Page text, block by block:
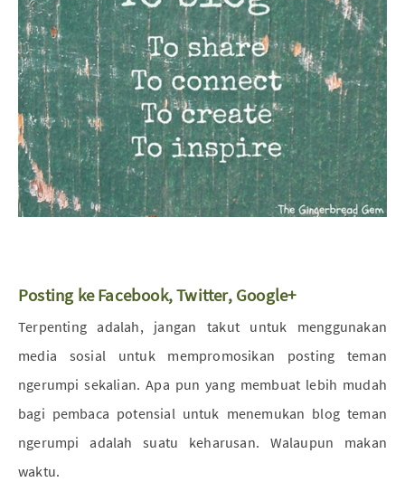
Posting ke Facebook, Twitter, Google+
Terpenting adalah, jangan takut untuk menggunakan
media sosial untuk mempromosikan posting teman
ngerumpi sekalian. Apa pun yang membuat lebih mudah
bagi pembaca potensial untuk menemukan blog teman
ngerumpi adalah suatu keharusan. Walaupun makan
waktu.